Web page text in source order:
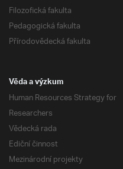
Filozofická fakulta
Pedagogická fakulta
Přírodovědecká fakulta
Věda a výzkum
Human Resources Strategy for
Researchers
Vědecká rada
Ediční činnost
Mezinárodní projekty